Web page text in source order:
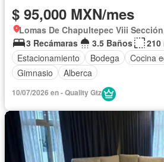
$ 95,000 MXN/mes
Lomas De Chapultepec Viii
3 Recámaras
3.5 Baños
210
Estacionamiento
Bodega Cocina
Gimnasio
Alberca
10/07/2026 en - Quality Gtz